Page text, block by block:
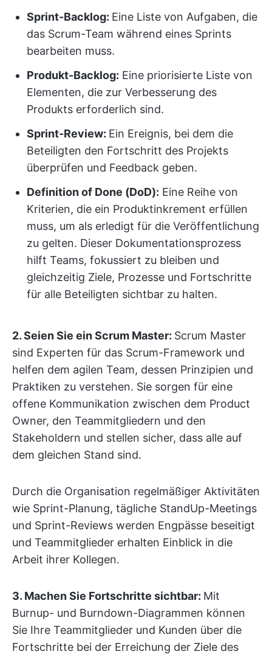
Sprint-Backlog: Eine Liste von Aufgaben, die
das Scrum-Team während eines Sprints
bearbeiten muss.
Produkt-Backlog: Eine priorisierte Liste von
Elementen, die zur Verbesserung des
Produkts erforderlich sind.
Sprint-Review: Ein Ereignis, bei dem die
Beteiligten den Fortschritt des Projekts
überprüfen und Feedback geben.
Definition of Done (DoD): Eine Reihe von
Kriterien, die ein Produktinkrement erfüllen
muss, um als erledigt für die Veröffentlichung
zu gelten. Dieser Dokumentationsprozess
hilft Teams, fokussiert zu bleiben und
gleichzeitig Ziele, Prozesse und Fortschritte
für alle Beteiligten sichtbar zu halten.
2. Seien Sie ein Scrum Master: Scrum Master
sind Experten für das Scrum-Framework und
helfen dem agilen Team, dessen Prinzipien und
Praktiken zu verstehen. Sie sorgen für eine
offene Kommunikation zwischen dem Product
Owner, den Teammitgliedern und den
Stakeholdern und stellen sicher, dass alle auf
dem gleichen Stand sind.
Durch die Organisation regelmäßiger Aktivitäten
wie Sprint-Planung, tägliche StandUp-Meetings
und Sprint-Reviews werden Engpässe beseitigt
und Teammitglieder erhalten Einblick in die
Arbeit ihrer Kollegen.
3. Machen Sie Fortschritte sichtbar: Mit
Burnup- und Burndown-Diagrammen können
Sie Ihre Teammitglieder und Kunden über die
Fortschritte bei der Erreichung der Ziele des